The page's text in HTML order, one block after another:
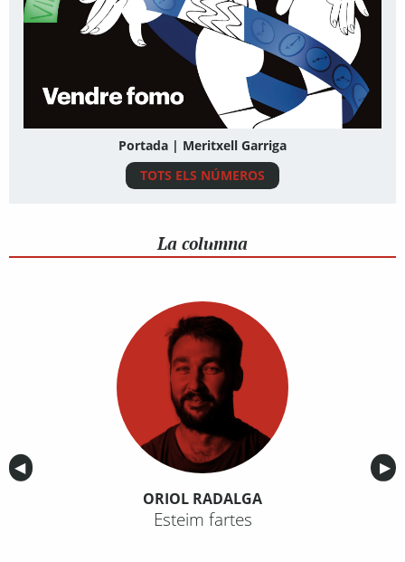
Portada | Meritxell Garriga
TOTS ELS NÚMEROS
La columna
Anterior
◀︎ ▶︎
ORIOL RADALGA
Esteim fartes